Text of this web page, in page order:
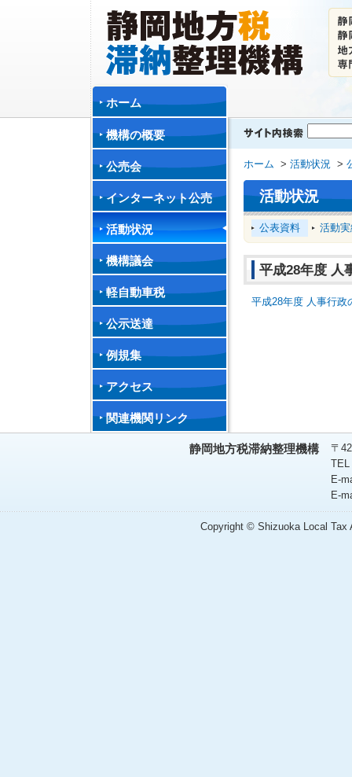
ホーム
機構の概要
公売会
インターネット公売
活動状況
機構議会
軽自動車税
公示送達
例規集
アクセス
関連機関リンク
ホーム > 活動状況 >
活動状況
公表資料 活動
平成28年度 人
平成28年度 人事行政
静岡地方税滞納整理機構
〒
TEL
E-
E-
Copyright © Shizuoka Local Tax